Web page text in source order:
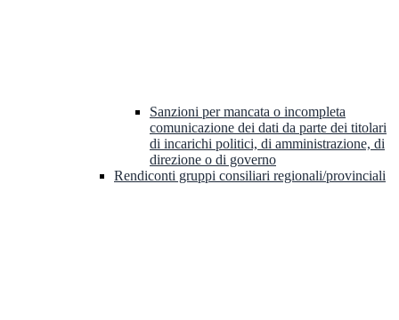
Sanzioni per mancata o incompleta
comunicazione dei dati da parte dei titolari
di incarichi politici, di amministrazione, di
direzione o di governo
Rendiconti gruppi consiliari regionali/provinciali